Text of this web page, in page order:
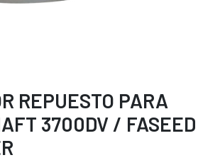
REPUESTO PARA
3700DV / FASEED